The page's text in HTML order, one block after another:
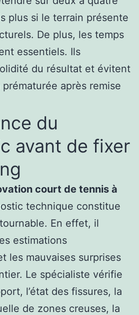
plus si le terrain présente
De plus, les temps
essentiels. Ils
du résultat et évitent
après remise
du
avant de fixer
court de tennis à
technique constitue
En effet, il
estimations
les mauvaises surprises
Le spécialiste vérifie
l’état des fissures, la
de zones creuses, la